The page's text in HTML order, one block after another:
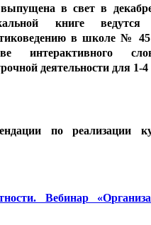
в свет в
книге
в школе № 45
интерактивного
деятельности для 1-4
по реализации
Вебинар